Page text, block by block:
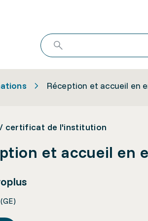
Réception et accueil en
certificat de l'institution
et accueil en